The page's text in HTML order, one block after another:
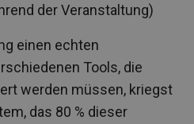
der Veranstaltung)
einen echten
Tools, die
werden müssen, kriegst
das 80 % dieser